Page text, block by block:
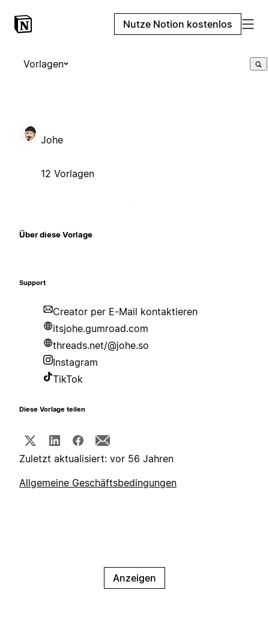
Nutze Notion kostenlos
Vorlagen
Johe
12 Vorlagen
Über diese Vorlage
Support
Creator per E-Mail kontaktieren
itsjohe.gumroad.com
threads.net/@johe.so
Instagram
TikTok
Diese Vorlage teilen
Zuletzt aktualisiert: vor 56 Jahren
Allgemeine Geschäftsbedingungen
Anzeigen